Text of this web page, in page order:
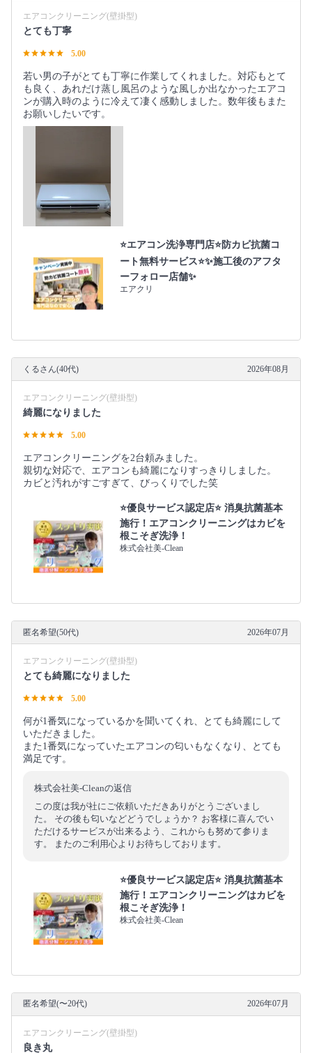
エアコンクリーニング(壁掛型)
とても丁寧
5.00
若い男の子がとても丁寧に作業してくれました。対応もとて
も良く、あれだけ蒸し風呂のような風しか出なかったエアコ
ンが購入時のように冷えて凄く感動しました。数年後もまた
お願いしたいです。
⭐エアコン洗浄専門店⭐防カビ抗菌コ
ート無料サービス⭐✨施工後のアフタ
ーフォロー店舗✨
エアクリ
くるさん(40代) 2026年08月
エアコンクリーニング(壁掛型)
綺麗になりました
5.00
エアコンクリーニングを2台頼みました。
親切な対応で、エアコンも綺麗になりすっきりしました。
カビと汚れがすごすぎて、びっくりでした笑
⭐️優良サービス認定店⭐️ 消臭抗菌基本
施行！エアコンクリーニングはカビを
根こそぎ洗浄！
株式会社美-Clean
匿名希望(50代) 2026年07月
エアコンクリーニング(壁掛型)
とても綺麗になりました
5.00
何が1番気になっているかを聞いてくれ、とても綺麗にして
いただきました。
また1番気になっていたエアコンの匂いもなくなり、とても
満足です。
株式会社美-Cleanの返信
この度は我が社にご依頼いただきありがとうございまし
た。 その後も匂いなどどうでしょうか？ お客様に喜んでい
ただけるサービスが出来るよう、これからも努めて参りま
す。 またのご利用心よりお待ちしております。
⭐️優良サービス認定店⭐️ 消臭抗菌基本
施行！エアコンクリーニングはカビを
根こそぎ洗浄！
株式会社美-Clean
匿名希望(〜20代) 2026年07月
エアコンクリーニング(壁掛型)
良き丸